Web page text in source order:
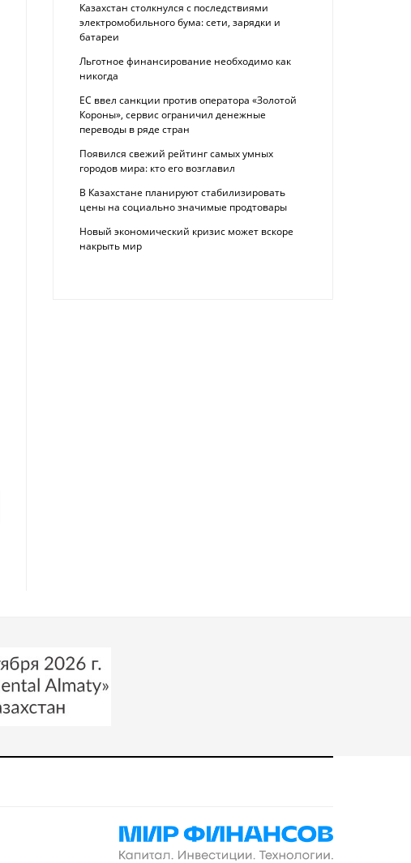
Казахстан столкнулся с последствиями
электромобильного бума: сети, зарядки и
батареи
Льготное финансирование необходимо как
никогда
ЕС ввел санкции против оператора «Золотой
Короны», сервис ограничил денежные
переводы в ряде стран
Появился свежий рейтинг самых умных
городов мира: кто его возглавил
В Казахстане планируют стабилизировать
цены на социально значимые продтовары
Новый экономический кризис может вскоре
накрыть мир